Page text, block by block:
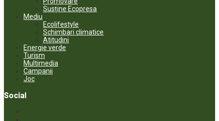
Susține Ecopresa
Mediu
Ecolifestyle
Schimbari climatice
Atitudini
Energie verde
Turism
Multimedia
Campanii
Joc
Social